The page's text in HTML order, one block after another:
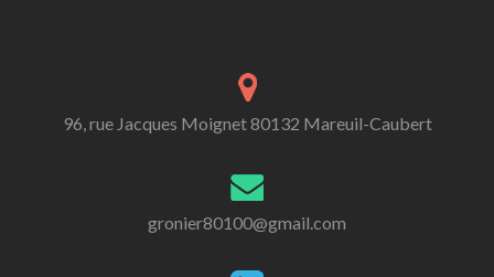
96, rue Jacques Moignet 80132 Mareuil-Caubert
gronier80100@gmail.com